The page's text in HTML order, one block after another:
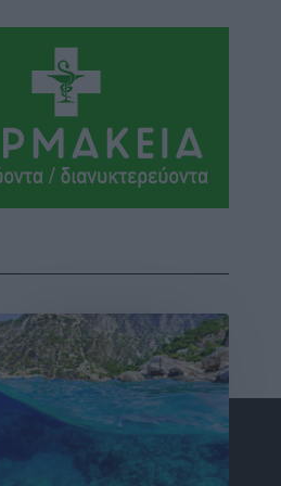
οικόπεδα: Τι γίνεται όταν
δεν τα καθαρίσει – Πώς
δήμοι και ΠΣ, ποιος
λογαριασμό
πριν 5 ώρες
5 ώρες
Ρόδο τράκαρε σταθμευμένο
παρέσυρε 72χρονο και
πριν 5 ώρες
Χωροταξικό για τον